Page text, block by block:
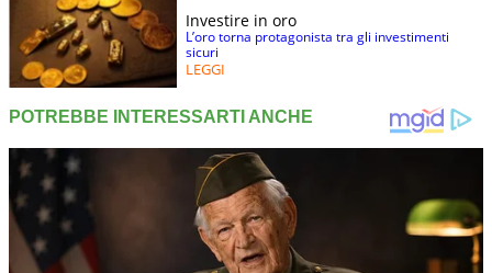
Investire in oro
L’oro torna protagonista tra gli investimenti
sicuri
LEGGI